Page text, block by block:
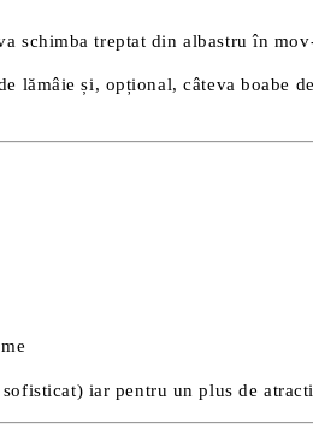
schimba treptat din albastru în
lămâie și, opțional, câteva boabe
sofisticat) iar pentru un plus de